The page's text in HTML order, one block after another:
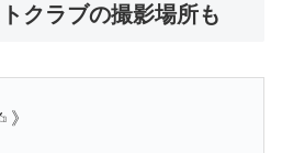
クラブの撮影場所も
》